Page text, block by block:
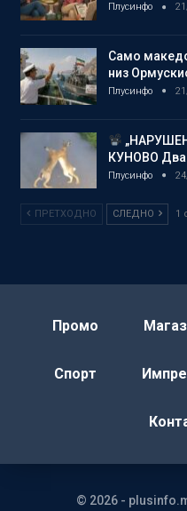
Плусинфо
Само
низ
Плусинфо
КУНОВО Два
Плусинфо
ПРЕТХОДНО СЛЕДНО 1
Промо
Спорт
© 2026 -